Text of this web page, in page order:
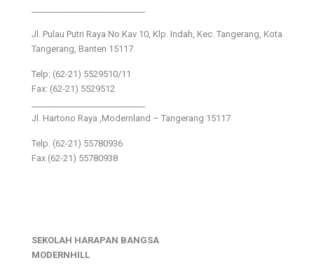
Jl. Pulau Putri Raya No.Kav 10, Klp. Indah, Kec. Tangerang, Kota
Tangerang, Banten 15117
Telp: (62-21) 5529510/11
Fax: (62-21) 5529512
Jl. Hartono Raya ,Modernland – Tangerang 15117
Telp. (62-21) 55780936
Fax (62-21) 55780938
SEKOLAH HARAPAN BANGSA
MODERNHILL